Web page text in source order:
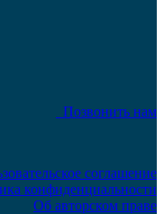
Позвонить нам
соглашение
конфиденциальности
Об авторском праве